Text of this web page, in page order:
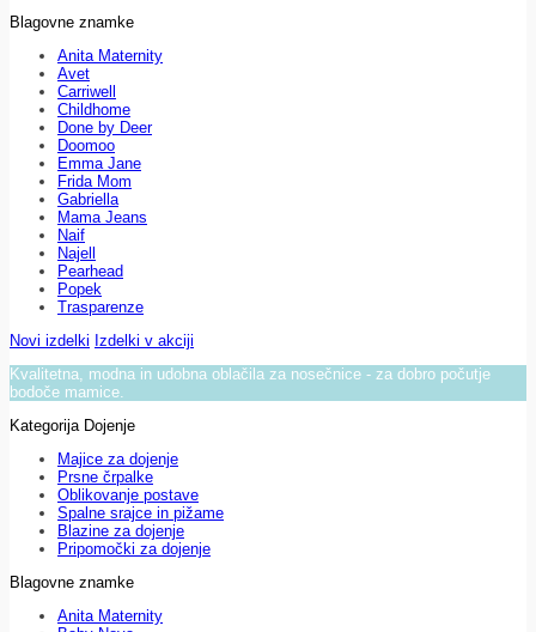
Blagovne znamke
Anita Maternity
Avet
Carriwell
Childhome
Done by Deer
Doomoo
Emma Jane
Frida Mom
Gabriella
Mama Jeans
Naif
Najell
Pearhead
Popek
Trasparenze
Novi izdelki Izdelki v akciji
Kvalitetna, modna in udobna oblačila za nosečnice - za dobro počutje
bodoče mamice.
Kategorija Dojenje
Majice za dojenje
Prsne črpalke
Oblikovanje postave
Spalne srajce in pižame
Blazine za dojenje
Pripomočki za dojenje
Blagovne znamke
Anita Maternity